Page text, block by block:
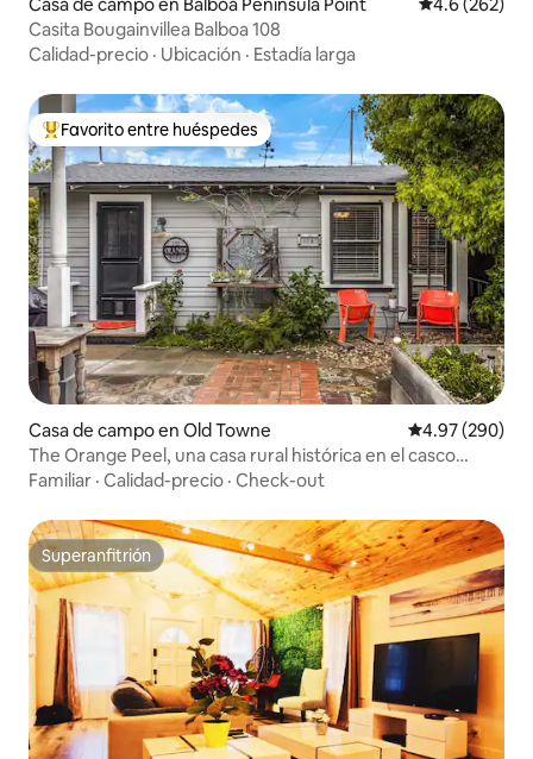
Casita Bougainvillea Balboa 108
Calidad-precio · Ubicación · Estadía larga
Favorito entre huéspedes preferido
Favorito entre huéspedes
Casa de campo en Old Towne Calificación
4.97 (290)
The Orange Peel, una casa rural histórica en el casco
antiguo
Familiar · Calidad-precio · Check-out
Superanfitrión
Superanfitrión